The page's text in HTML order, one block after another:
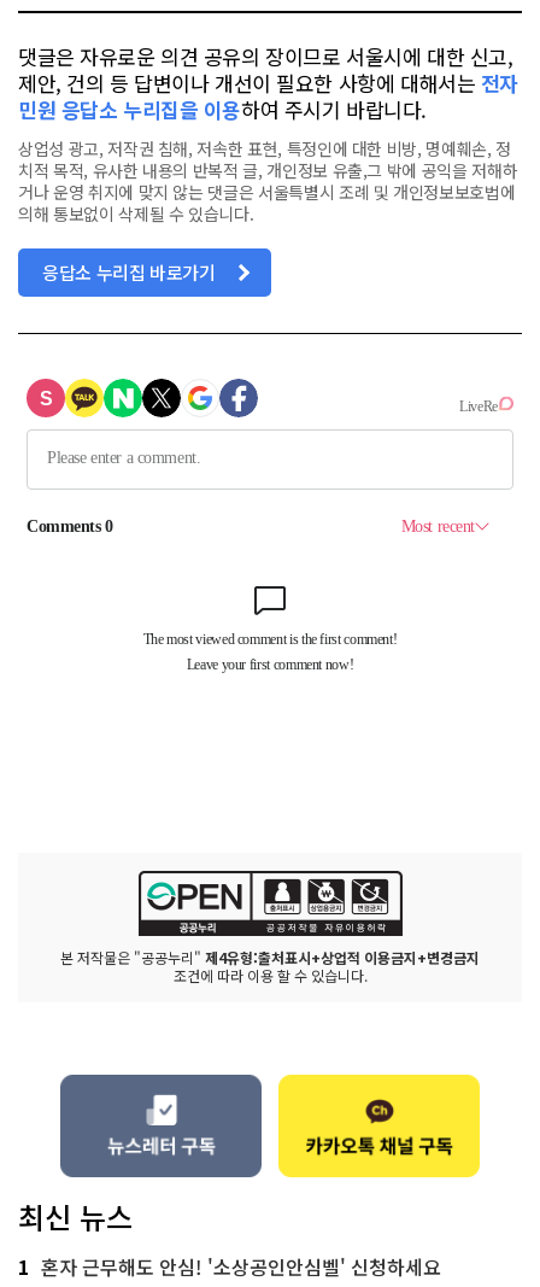
댓글은 자유로운 의견 공유의 장이므로 서울시에 대한 신고,
제안, 건의 등 답변이나 개선이 필요한 사항에 대해서는 전자
민원 응답소 누리집을 이용하여 주시기 바랍니다.
상업성 광고, 저작권 침해, 저속한 표현, 특정인에 대한 비방, 명예훼손, 정
치적 목적, 유사한 내용의 반복적 글, 개인정보 유출,그 밖에 공익을 저해하
거나 운영 취지에 맞지 않는 댓글은 서울특별시 조례 및 개인정보보호법에
의해 통보없이 삭제될 수 있습니다.
응답소 누리집 바로가기
본 저작물은 "공공누리" 제4유형:출처표시+상업적 이용금지+변경금지
조건에 따라 이용 할 수 있습니다.
최신 뉴스
1 혼자 근무해도 안심! '소상공인안심벨' 신청하세요